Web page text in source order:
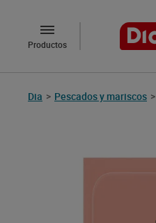
Productos
Dia > Pescados y mariscos >